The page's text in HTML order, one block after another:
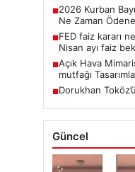
■2026 Kurban
Ne Zaman
■FED faiz kararı
Nisan ayı faiz
■Açık Hava
mutfağı
■Dorukhan
Güncel